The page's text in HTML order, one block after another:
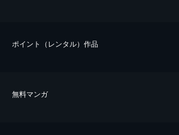
ポイント（レンタル）作品
無料マンガ